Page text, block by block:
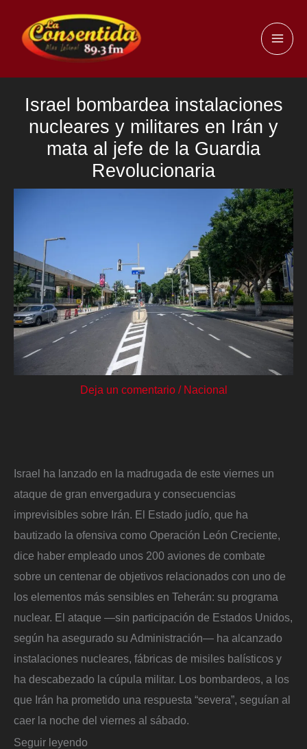
contenido
Israel bombardea instalaciones
nucleares y militares en Irán y
mata al jefe de la Guardia
Revolucionaria
Deja un comentario / Nacional
Israel ha lanzado en la madrugada de este viernes un
ataque de gran envergadura y consecuencias
imprevisibles sobre Irán. El Estado judío, que ha
bautizado la ofensiva como Operación León Creciente,
dice haber empleado unos 200 aviones de combate
sobre un centenar de objetivos relacionados con uno de
los elementos más sensibles en Teherán: su programa
nuclear. El ataque —sin participación de Estados Unidos,
según ha asegurado su Administración— ha alcanzado
instalaciones nucleares, fábricas de misiles balísticos y
ha descabezado la cúpula militar. Los bombardeos, a los
que Irán ha prometido una respuesta “severa”, seguían al
caer la noche del viernes al sábado.
Seguir leyendo